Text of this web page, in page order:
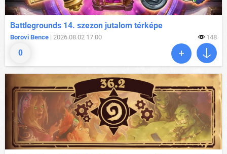
0
Battlegrounds 14. szezon jutalom térképe
Borovi Bence | 2026.08.02 17:00 148